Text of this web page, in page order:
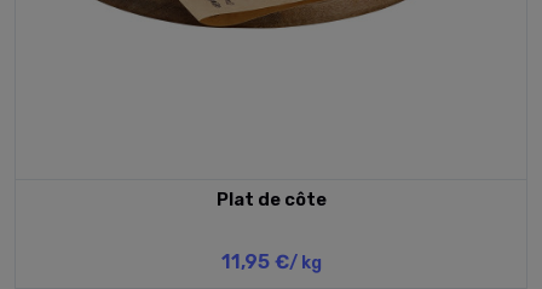
Plat de côte
11,95 €/ kg